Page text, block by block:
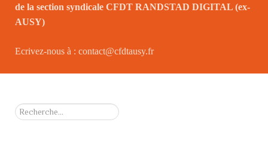
de la section syndicale CFDT RANDSTAD DIGITAL (ex-
AUSY)
Le
Ecrivez-nous à : contact@cfdtausy.fr
Rechercher